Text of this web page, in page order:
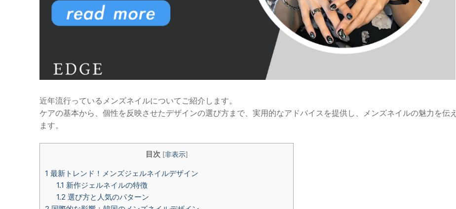
近年流行っているメンズネイルについてご紹介します。
ケアの基本から、個性を反映させたデザインの選び方まで、実用的なアドバイスを提供し、メンズネイルの魅力を伝え
ます。
目次 [非表示]
1 最新トレンド！メンズジェルネイルデザイン
1.1 新作ジェルネイルの特徴
1.2 選び方と人気のパターン